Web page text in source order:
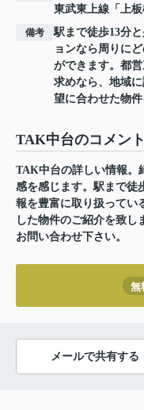
東武東上線 「 上
備考
駅まで徒歩13分
ョンなら周りに
ができます。都
求めなら、地域
望に合わせた物件
TAK中台のコメン
TAK中台の詳しい情報。
感を感じます。駅まで徒
報を豊富に取り扱ってい
した物件のご紹介を致し
お問い合わせ下さい。
無
メールで共有する